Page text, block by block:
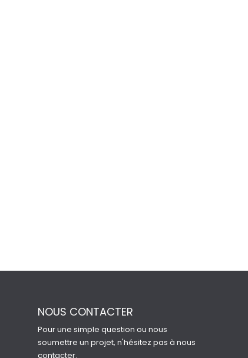
NOUS CONTACTER
Pour une simple question ou nous
soumettre un projet, n'hésitez pas à nous
contacter.